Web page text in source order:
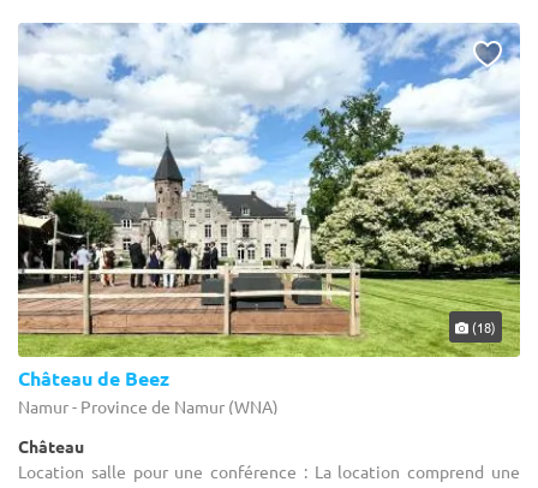
(18)
Château de Beez
Namur - Province de Namur (WNA)
Château
Location salle pour une conférence : La location comprend une